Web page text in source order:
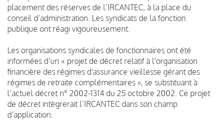
placement des réserves de l’IRCANTEC, à la place du
conseil d’administration. Les syndicats de la fonction
publique ont réagi vigoureusement.
Les organisations syndicales de fonctionnaires ont été
informées d’un « projet de décret relatif à l'organisation
financière des régimes d'assurance vieillesse gérant des
régimes de retraite complémentaires », se substituant à
l’actuel décret n° 2002-1314 du 25 octobre 2002. Ce projet
de décret intègrerait l’IRCANTEC dans son champ
d’application.